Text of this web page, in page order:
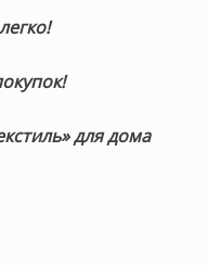
для дома